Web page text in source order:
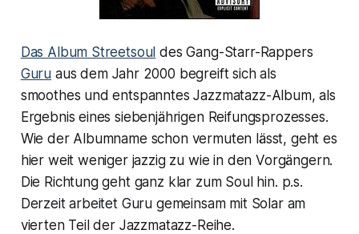
Das Album Streetsoul des Gang-Starr-Rappers
Guru aus dem Jahr 2000 begreift sich als
smoothes und entspanntes Jazzmatazz-Album, als
Ergebnis eines siebenjährigen Reifungsprozesses.
Wie der Albumname schon vermuten lässt, geht es
hier weit weniger jazzig zu wie in den Vorgängern.
Die Richtung geht ganz klar zum Soul hin. p.s.
Derzeit arbeitet Guru gemeinsam mit Solar am
vierten Teil der Jazzmatazz-Reihe.